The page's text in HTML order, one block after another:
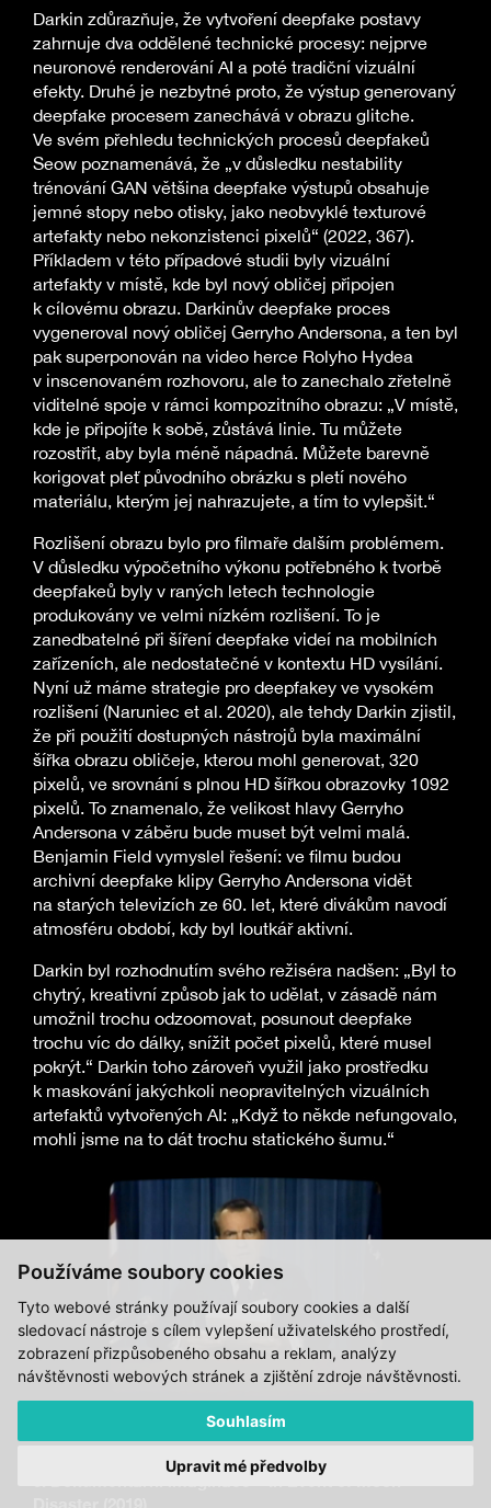
Používáme soubory cookies
Tyto webové stránky používají soubory cookies a další
sledovací nástroje s cílem vylepšení uživatelského prostředí,
zobrazení přizpůsobeného obsahu a reklam, analýzy
návštěvnosti webových stránek a zjištění zdroje návštěvnosti.
Souhlasím
Upravit mé předvolby
Darkin zdůrazňuje, že vytvoření deepfake postavy
zahrnuje dva oddělené technické procesy: nejprve
neuronové renderování AI a poté tradiční vizuální
efekty. Druhé je nezbytné proto, že výstup generovaný
deepfake procesem zanechává v obrazu glitche.
Ve svém přehledu technických procesů deepfakeů
Seow poznamenává, že „v důsledku nestability
trénování GAN většina deepfake výstupů obsahuje
jemné stopy nebo otisky, jako neobvyklé texturové
artefakty nebo nekonzistenci pixelů“ (2022, 367).
Příkladem v této případové studii byly vizuální
artefakty v místě, kde byl nový obličej připojen
k cílovému obrazu. Darkinův deepfake proces
vygeneroval nový obličej Gerryho Andersona, a ten byl
pak superponován na video herce Rolyho Hydea
v inscenovaném rozhovoru, ale to zanechalo zřetelně
viditelné spoje v rámci kompozitního obrazu: „V místě,
kde je připojíte k sobě, zůstává linie. Tu můžete
rozostřit, aby byla méně nápadná. Můžete barevně
korigovat pleť původního obrázku s pletí nového
materiálu, kterým jej nahrazujete, a tím to vylepšit.“
Rozlišení obrazu bylo pro filmaře dalším problémem.
V důsledku výpočetního výkonu potřebného k tvorbě
deepfakeů byly v raných letech technologie
produkovány ve velmi nízkém rozlišení. To je
zanedbatelné při šíření deepfake videí na mobilních
zařízeních, ale nedostatečné v kontextu HD vysílání.
Nyní už máme strategie pro deepfakey ve vysokém
rozlišení (Naruniec et al. 2020), ale tehdy Darkin zjistil,
že při použití dostupných nástrojů byla maximální
šířka obrazu obličeje, kterou mohl generovat, 320
pixelů, ve srovnání s plnou HD šířkou obrazovky 1092
pixelů. To znamenalo, že velikost hlavy Gerryho
Andersona v záběru bude muset být velmi malá.
Benjamin Field vymyslel řešení: ve filmu budou
archivní deepfake klipy Gerryho Andersona vidět
na starých televizích ze 60. let, které divákům navodí
atmosféru období, kdy byl loutkář aktivní.
Darkin byl rozhodnutím svého režiséra nadšen: „Byl to
chytrý, kreativní způsob jak to udělat, v zásadě nám
umožnil trochu odzoomovat, posunout deepfake
trochu víc do dálky, snížit počet pixelů, které musel
pokrýt.“ Darkin toho zároveň využil jako prostředku
k maskování jakýchkoli neopravitelných vizuálních
artefaktů vytvořených AI: „Když to někde nefungovalo,
mohli jsme na to dát trochu statického šumu.“
In Event of Moon Disaster(2019)
3. Dokumentární imaginace – In Event of Moon